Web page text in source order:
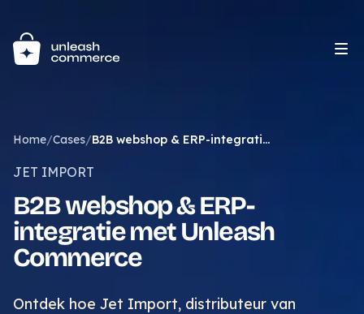
Home/Cases/ B2B webshop & ERP-integratie met Unleash Commerce
JET IMPORT
B2B webshop & ERP-
integratie met Unleash
Commerce
Ontdek hoe Jet Import, distributeur van